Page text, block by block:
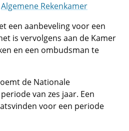
Algemene Rekenkamer
een aanbeveling voor een
is vervolgens aan de Kamer
en een ombudsman te
de Nationale
van zes jaar. Een
voor een periode